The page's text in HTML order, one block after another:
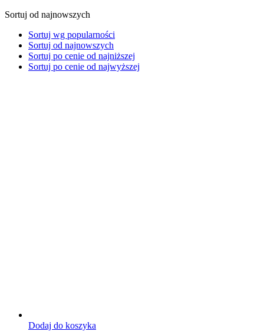
Sortuj od najnowszych
Sortuj wg popularności
Sortuj od najnowszych
Sortuj po cenie od najniższej
Sortuj po cenie od najwyższej
Dodaj do koszyka